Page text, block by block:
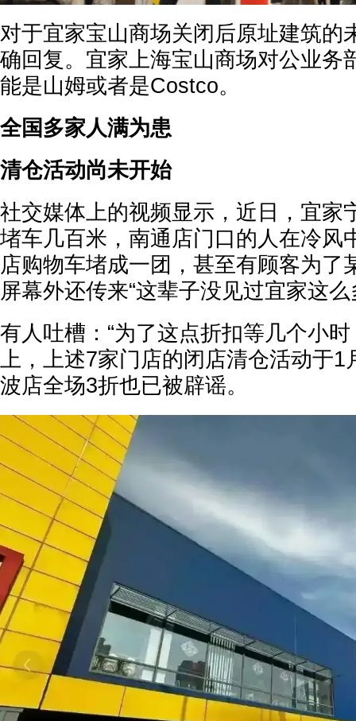
对于宜家宝山商场关闭后原址建筑的
确回复。宜家上海宝山商场对公业务
能是山姆或者是Costco。
全国多家人满为患
清仓活动尚未开始
社交媒体上的视频显示，近日，宜家
堵车几百米，南通店门口的人在冷风
店购物车堵成一团，甚至有顾客为了
屏幕外还传来“这辈子没见过宜家这
有人吐槽：“为了这点折扣等几个小
上，上述7家门店的闭店清仓活动于1
波店全场3折也已被辟谣。